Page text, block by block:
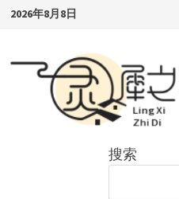
Skip2026年8月8日
搜索